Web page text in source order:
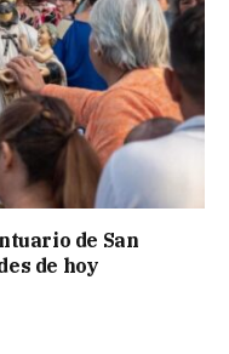
de San
de hoy